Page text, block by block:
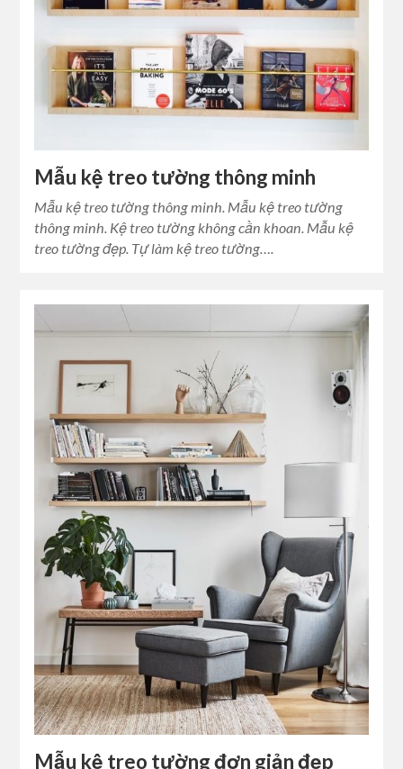
Mẫu kệ treo tường thông minh
Mẫu kệ treo tường thông minh. Mẫu kệ treo tường
thông minh. Kệ treo tường không cần khoan. Mẫu kệ
treo tường đẹp. Tự làm kệ treo tường….
Mẫu kệ treo tường đơn giản đẹp